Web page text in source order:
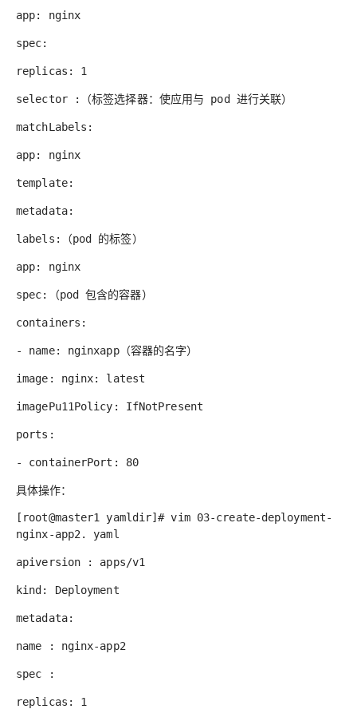
app: nginx
spec:
replicas: 1
selector : （标签选择器：使应用与 pod 进行关联）
matchLabel s:
app: nginx
template:
metadata:
l abel s: （pod 的标签）
app: nginx
spec: （pod 包含的容器）
containers:
- name: nginxapp（容器的名字）
image: nginx: l atest
imagePu11Policy: IfNotPresent
ports:
- containerPort: 80
具体操作：
[root@master1 yamldir]# vim 03-create-deployment-
nginx-app2. yaml
apiversion : apps/v1
kind: Deployment
metadata:
name : nginx-app2
spec :
replicas: 1